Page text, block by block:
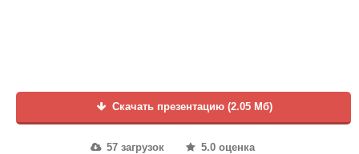
Скачать презентацию (2.05 Мб)
57 загрузок 5.0 оценка